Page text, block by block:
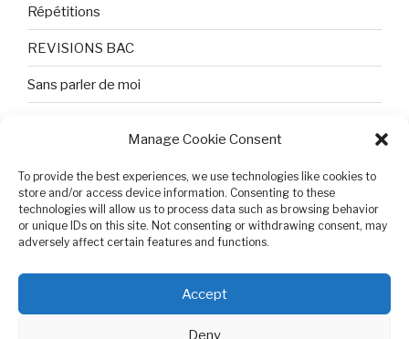
Manage Cookie Consent
To provide the best experiences, we use technologies like cookies to
store and/or access device information. Consenting to these
technologies will allow us to process data such as browsing behavior
or unique IDs on this site. Not consenting or withdrawing consent, may
adversely affect certain features and functions.
Accept
Deny
Répétitions
REVISIONS BAC
Sans parler de moi
Tristesse et attente
Variable complexe